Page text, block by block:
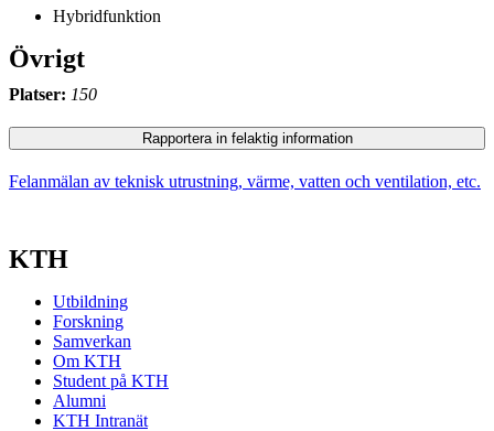
Hybridfunktion
Övrigt
Platser: 150
Rapportera in felaktig information
Felanmälan av teknisk utrustning, värme, vatten och ventilation, etc.
KTH
Utbildning
Forskning
Samverkan
Om KTH
Student på KTH
Alumni
KTH Intranät